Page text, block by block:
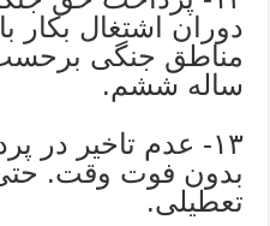
دوران اشتغال بکار
ساله ششم.
۱۳- عدم تاخیر در
بدون فوت وقت.
تعطیلی.